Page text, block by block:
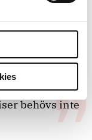
på evidens
alls
behövs inte